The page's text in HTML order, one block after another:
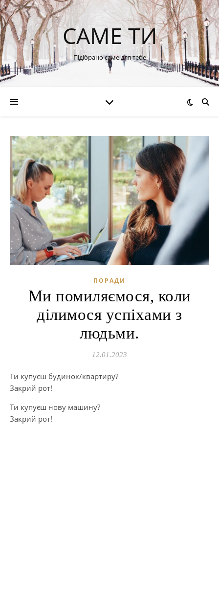
САМЕ ТИ
Підібрано саме для тебе
ПОРАДИ
Ми помиляємося, коли
ділимося успіхами з
людьми.
12.01.2023
Ти купуєш будинок/квартиру?
Закрий рот!
Ти купуєш нову машину?
Закрий рот!